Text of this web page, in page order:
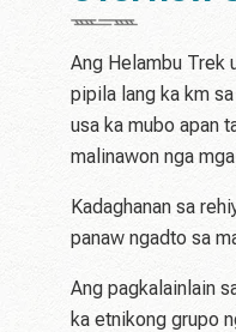
Ang Helambu Trek
pipila lang ka km
usa ka mubo apan
malinawon nga
Kadaghanan sa
panaw ngadto sa
Ang pagkalainlain
ka etnikong grupo